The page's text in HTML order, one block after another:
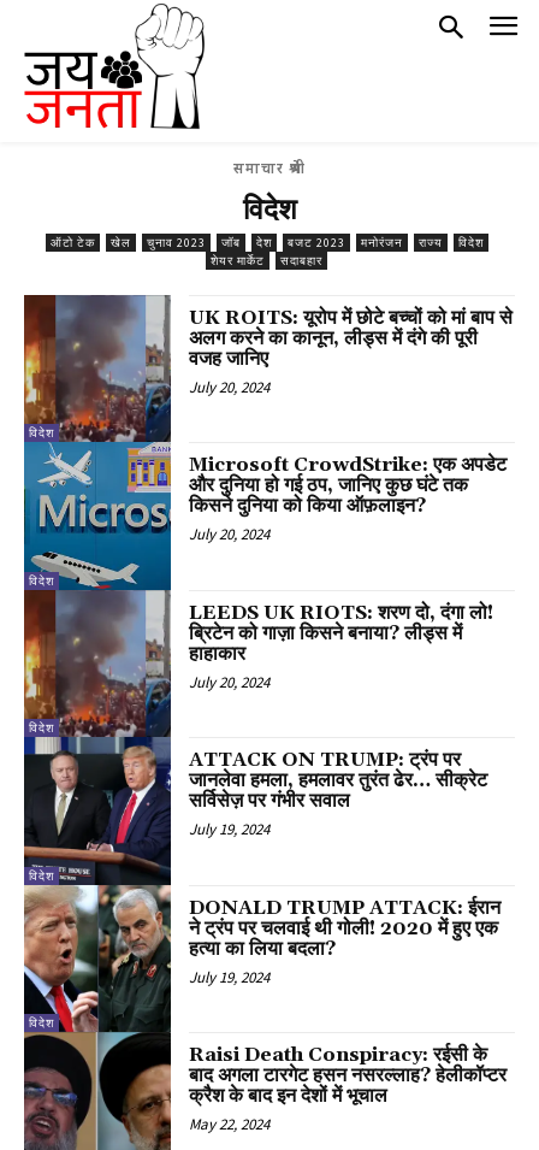
समाचार श्रेणी
विदेश
ऑटो टेक खेल चुनाव 2023 जॉब देश बजट 2023 मनोरंजन राज्य
विदेश
शेयर मार्केट
सदाबहार
विदेश
UK ROITS: यूरोप में छोटे बच्चों को मां बाप से
अलग करने का कानून, लीड्स में दंगे की पूरी
वजह जानिए
July 20, 2024
विदेश
Microsoft CrowdStrike: एक अपडेट
और दुनिया हो गई ठप, जानिए कुछ घंटे तक
किसने दुनिया को किया ऑफ़लाइन?
July 20, 2024
विदेश
LEEDS UK RIOTS: शरण दो, दंगा लो!
ब्रिटेन को गाज़ा किसने बनाया? लीड्स में
हाहाकार
July 20, 2024
विदेश
ATTACK ON TRUMP: ट्रंप पर
जानलेवा हमला, हमलावर तुरंत ढेर… सीक्रेट
सर्विसेज़ पर गंभीर सवाल
July 19, 2024
विदेश
DONALD TRUMP ATTACK: ईरान
ने ट्रंप पर चलवाई थी गोली! 2020 में हुए एक
हत्या का लिया बदला?
July 19, 2024
Raisi Death Conspiracy: रईसी के
बाद अगला टारगेट हसन नसरल्लाह? हेलीकॉप्टर
क्रैश के बाद इन देशों में भूचाल
May 22, 2024